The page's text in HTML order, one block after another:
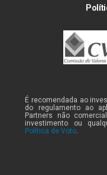
É recomendada ao
do regulamento ao
Partners não
investimento ou
Política de Voto.